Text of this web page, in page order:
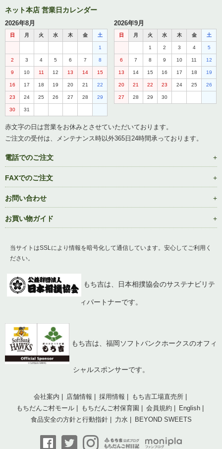
ネット本店 営業日カレンダー
2026年8月
日 月 火 水 木 金 土
1
2 3 4 5 6 7 8
9 10 11 12 13 14 15
16 17 18 19 20 21 22
23 24 25 26 27 28 29
30 31
2026年9月
日 月 火 水 木 金 土
1 2 3 4 5
6 7 8 9 10 11 12
13 14 15 16 17 18 19
20 21 22 23 24 25 26
27 28 29 30
赤文字の日は営業をお休みとさせていただいております。
ご注文の受付は、メンテナンス時以外365日24時間承っております。
電話でのご注文
FAXでのご注文
お問い合わせ
お買い物ガイド
当サイトはSSLにより情報を暗号化して通信しています。安心してご利用く
ださい。
もち吉は、日本相撲協会のサステナビリテ
ィパートナーです。
もち吉は、福岡ソフトバンクホークスのオフィ
シャルスポンサーです。
会社案内 店舗情報 採用情報
もち吉工場直売所
もちだんご村モール
もちだんご村保育園 会員規約
English
食品安全の方針と行動指針
力水 BEYOND SWEETS